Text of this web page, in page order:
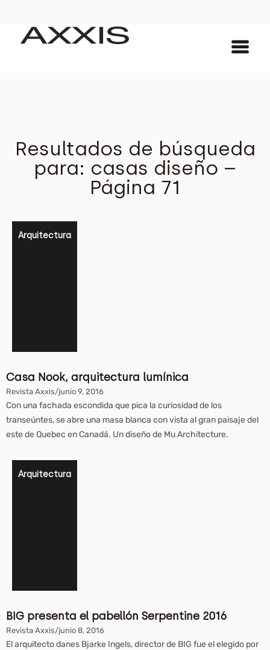
Resultados de búsqueda
para: casas diseño –
Página 71
Arquitectura
Casa Nook, arquitectura lumínica
Revista Axxis/junio 9, 2016
Con una fachada escondida que pica la curiosidad de los
transeúntes, se abre una masa blanca con vista al gran paisaje del
este de Quebec en Canadá. Un diseño de Mu Architecture.
Arquitectura
BIG presenta el pabellón Serpentine 2016
Revista Axxis/junio 8, 2016
El arquitecto danes Bjarke Ingels, director de BIG fue el elegido por